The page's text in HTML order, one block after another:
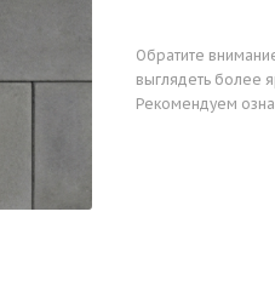
Обратите
выглядеть более
Рекомендуем